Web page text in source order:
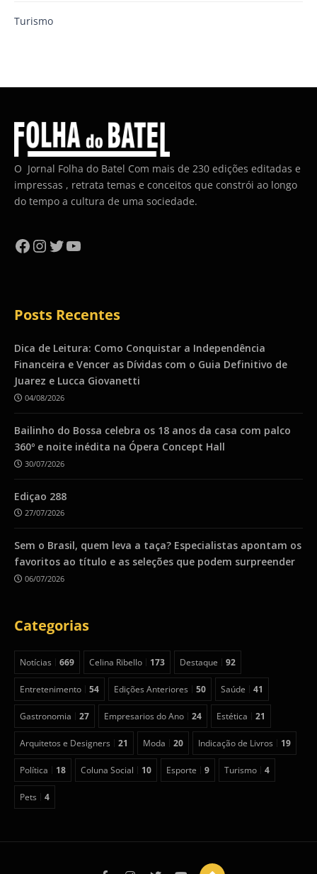
Turismo
O Jornal Folha do Batel Com mais de 230 edições editadas e
impressas , retrata temas e conceitos que constrói ao longo
do tempo a cultura de uma sociedade.
Facebook
Instagram
Twitter
YouTube
Posts Recentes
Dica de Leitura: Como Conquistar a Independência
Financeira e Vencer as Dívidas com o Guia Definitivo de
Juarez e Lucca Giovanetti
04/08/2026
Bailinho do Bossa celebra os 18 anos da casa com palco
360º e noite inédita na Ópera Concept Hall
30/07/2026
Ediçao 288
27/07/2026
Sem o Brasil, quem leva a taça? Especialistas apontam os
favoritos ao título e as seleções que podem surpreender
06/07/2026
Categorias
Notícias 669 Celina Ribello 173 Destaque 92
Entretenimento 54 Edições Anteriores 50 Saúde 41
Gastronomia 27 Empresarios do Ano 24 Estética 21
Arquitetos e Designers 21 Moda 20 Indicação de Livros 19
Política 18 Coluna Social 10 Esporte 9 Turismo 4
Pets 4